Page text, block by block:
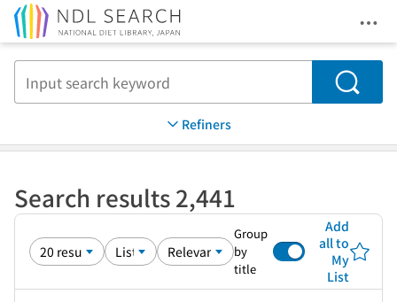
Search
Refiners
Search results 2,441
Group
by
title
Add
all to
My
List